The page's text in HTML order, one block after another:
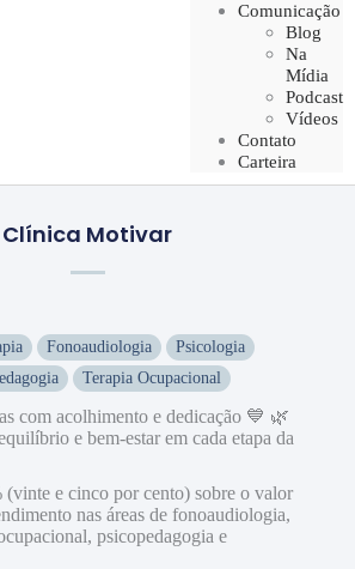
Comunicação
Blog
Na
Mídia
Podcast
Vídeos
Contato
Carteira
Clínica Motivar
Fonoaudiologia
Psicologia
Terapia Ocupacional
com acolhimento e dedicação 💙 🌿
e bem-estar em cada etapa da
(vinte e cinco por cento) sobre o valor
nas áreas de fonoaudiologia,
psicopedagogia e